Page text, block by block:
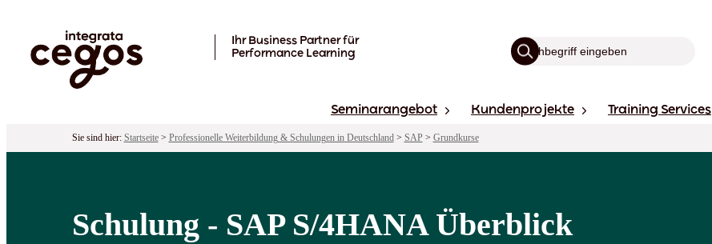
Ihr Business Partner für
Performance Learning
Seminarangebot Kundenprojekte Training Services
Sie sind hier: Startseite> Professionelle Weiterbildung & Schulungen in Deutschland> SAP > Grundkurse
Schulung - SAP S/4HANA Überblick